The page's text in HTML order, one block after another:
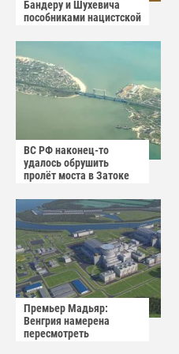
Бандеру и Шухевича
пособниками нацистской
ВС РФ наконец-то
удалось обрушить
пролёт моста в Затоке
Премьер Мадьяр:
Венгрия намерена
пересмотреть